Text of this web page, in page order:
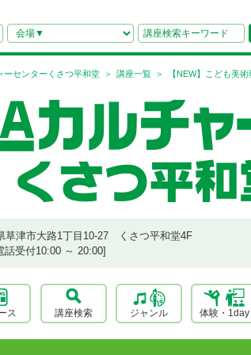
ーセンターくさつ平和堂 講座一覧 【NEW】こども美
草津市大路1丁目10-27 くさつ平和堂4F
受付10:00 ～ 20:00]
ス 講座検索 ジャンル 体験・1day